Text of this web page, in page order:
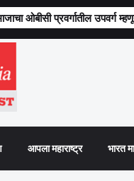
ओबीसी प्रवर्गातील उपवर्ग
आपला महाराष्ट्र भारत